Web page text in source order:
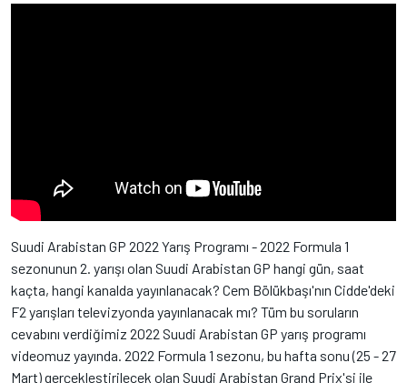
Suudi Arabistan GP 2022 Yarış Programı - 2022 Formula 1
sezonunun 2. yarışı olan Suudi Arabistan GP hangi gün, saat
kaçta, hangi kanalda yayınlanacak? Cem Bölükbaşı'nın Cidde'deki
F2 yarışları televizyonda yayınlanacak mı? Tüm bu soruların
cevabını verdiğimiz 2022 Suudi Arabistan GP yarış programı
videomuz yayında. 2022 Formula 1 sezonu, bu hafta sonu (25 - 27
Mart) gerçekleştirilecek olan Suudi Arabistan Grand Prix'si ile